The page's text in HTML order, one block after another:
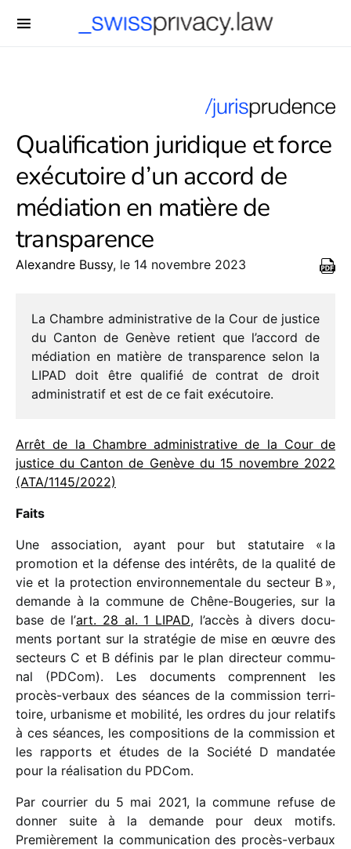
Qualification juridique et force
exécutoire d’un accord de
médiation en matière de
transparence
Alexandre Bussy, le 14 novembre 2023
La Chambre admi­nis­tra­tive de la Cour de justice
du Canton de Genève retient que l’accord de
média­tion en matière de trans­pa­rence selon la
LIPAD doit être quali­fié de contrat de droit
admi­nis­tra­tif et est de ce fait exécutoire.
Arrêt de la Chambre admi­nis­tra­tive de la Cour de
justice du Canton de Genève du 15 novembre 2022
(ATA/​1145/​2022)
Faits
Une asso­cia­tion, ayant pour but statu­taire « la
promo­tion et la défense des inté­rêts, de la qualité de
vie et la protec­tion envi­ron­ne­men­tale du secteur B »,
demande à la commune de Chêne-Bougeries, sur la
base de l’art. 28 al. 1 LIPAD, l’accès à divers docu­
ments portant sur la stra­té­gie de mise en œuvre des
secteurs C et B défi­nis par le plan direc­teur commu­
nal (PDCom). Les docu­ments comprennent les
procès-verbaux des séances de la commis­sion terri­
toire, urba­nisme et mobi­lité, les ordres du jour rela­tifs
à ces séances, les compo­si­tions de la commis­sion et
les rapports et études de la Société D manda­tée
pour la réali­sa­tion du PDCom.
Par cour­rier du 5 mai 2021, la commune refuse de
donner suite à la demande pour deux motifs.
Premièrement la commu­ni­ca­tion des procès-verbaux